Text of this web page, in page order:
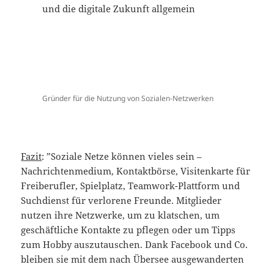
Gründer für die Nutzung von Sozialen-Netzwerken
Fazit: ”Soziale Netze können vieles sein –
Nachrichtenmedium, Kontaktbörse, Visitenkarte für
Freiberufler, Spielplatz, Teamwork-Plattform und
Suchdienst für verlorene Freunde. Mitglieder
nutzen ihre Netzwerke, um zu klatschen, um
geschäftliche Kontakte zu pflegen oder um Tipps
zum Hobby auszutauschen. Dank Facebook und Co.
bleiben sie mit dem nach Übersee ausgewanderten